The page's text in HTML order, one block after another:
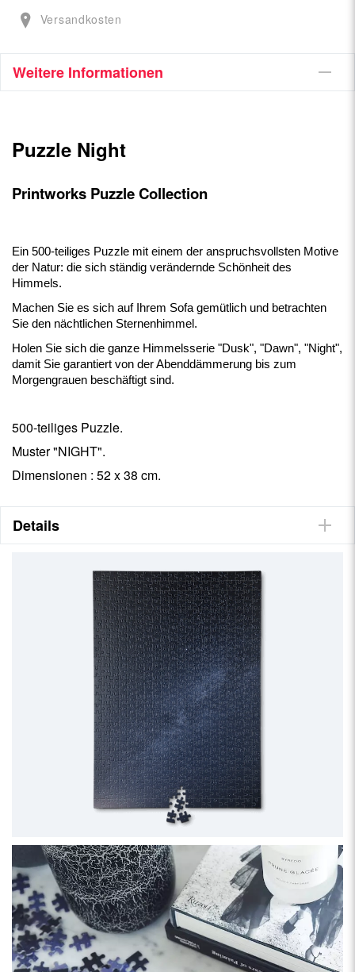
Versandkosten
Weitere Informationen
Puzzle Night
Printworks Puzzle Collection
Ein 500-teiliges Puzzle mit einem der anspruchsvollsten Motive
der Natur: die sich ständig verändernde Schönheit des
Himmels.
Machen Sie es sich auf Ihrem Sofa gemütlich und betrachten
Sie den nächtlichen Sternenhimmel.
Holen Sie sich die ganze Himmelsserie "Dusk", "Dawn", "Night",
damit Sie garantiert von der Abenddämmerung bis zum
Morgengrauen beschäftigt sind.
500-teiliges Puzzle.
Muster "NIGHT".
Dimensionen : 52 x 38 cm.
Details